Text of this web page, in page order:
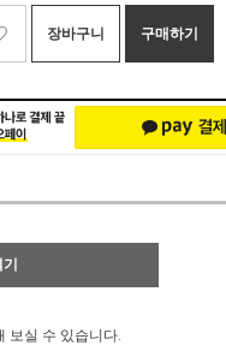
장바구니 구매하기
보실 수 있습니다.